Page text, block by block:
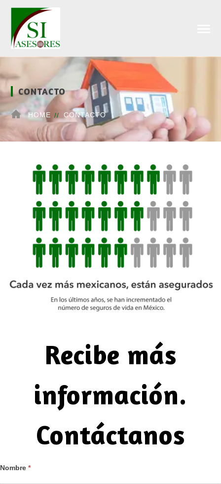
CONTACTO
HOME CONTACTO
Recibe más
información.
Contáctanos
Contáctanos
Nombre *